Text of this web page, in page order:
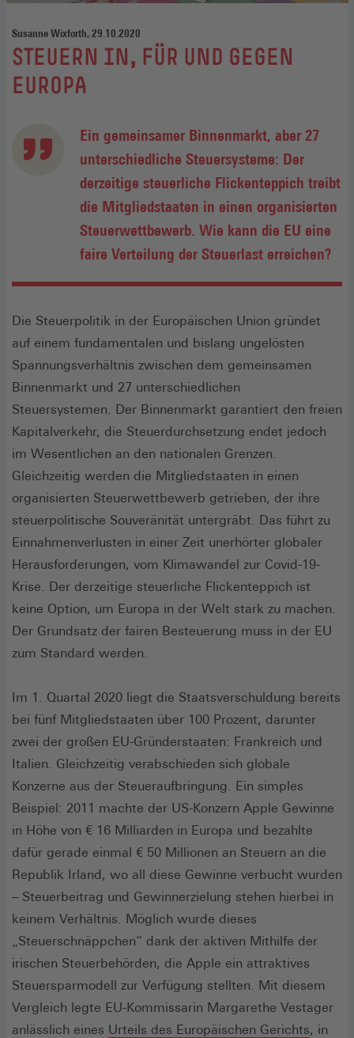
Susanne Wixforth, 29.10.2020
:
STEUERN IN, FÜR UND GEGEN
EUROPA
Ein gemeinsamer Binnenmarkt, aber 27
unterschiedliche Steuersysteme: Der
derzeitige steuerliche Flickenteppich treibt
die Mitgliedstaaten in einen organisierten
Steuerwettbewerb. Wie kann die EU eine
faire Verteilung der Steuerlast erreichen?
Die Steuerpolitik in der Europäischen Union gründet
auf einem fundamentalen und bislang ungelösten
Spannungsverhältnis zwischen dem gemeinsamen
Binnenmarkt und 27 unterschiedlichen
Steuersystemen. Der Binnenmarkt garantiert den freien
Kapitalverkehr, die Steuerdurchsetzung endet jedoch
im Wesentlichen an den nationalen Grenzen.
Gleichzeitig werden die Mitgliedstaaten in einen
organisierten Steuerwettbewerb getrieben, der ihre
steuerpolitische Souveränität untergräbt. Das führt zu
Einnahmenverlusten in einer Zeit unerhörter globaler
Herausforderungen, vom Klimawandel zur Covid-19-
Krise. Der derzeitige steuerliche Flickenteppich ist
keine Option, um Europa in der Welt stark zu machen.
Der Grundsatz der fairen Besteuerung muss in der EU
zum Standard werden.
Im 1. Quartal 2020 liegt die Staatsverschuldung bereits
bei fünf Mitgliedstaaten über 100 Prozent, darunter
zwei der großen EU-Gründerstaaten: Frankreich und
Italien. Gleichzeitig verabschieden sich globale
Konzerne aus der Steueraufbringung. Ein simples
Beispiel: 2011 machte der US-Konzern Apple Gewinne
in Höhe von € 16 Milliarden in Europa und bezahlte
dafür gerade einmal € 50 Millionen an Steuern an die
Republik Irland, wo all diese Gewinne verbucht wurden
– Steuerbeitrag und Gewinnerzielung stehen hierbei in
keinem Verhältnis. Möglich wurde dieses
„Steuerschnäppchen“ dank der aktiven Mithilfe der
irischen Steuerbehörden, die Apple ein attraktives
Steuersparmodell zur Verfügung stellten. Mit diesem
Vergleich legte EU-Kommissarin Margarethe Vestager
anlässlich eines Urteils des Europäischen Gerichts (Öffnet
, in